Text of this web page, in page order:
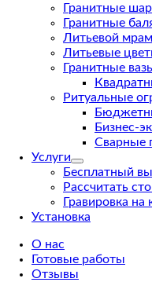
Гранитные
Гранитные
Литьевой
Литьевые
Гранитные
Ритуальные
Бизнес-
Сварные
Услуги
Бесплатный
Рассчитать
Гравировка
Установка
О нас
Готовые работы
Отзывы